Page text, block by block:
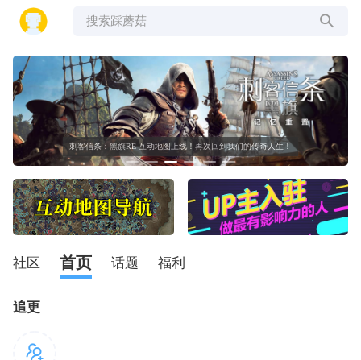
搜索踩蘑菇
刺客信条：黑旗RE 互动地图上线！再次回到我们的传奇人生！
社区 首页 话题 福利
追更